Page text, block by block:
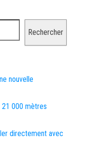
Rechercher
nouvelle
21 000 mètres
directement avec